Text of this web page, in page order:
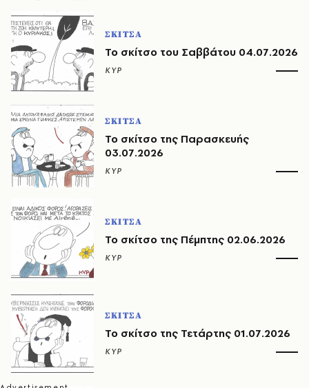
ΣΚΙΤΣΑ
Το σκίτσο του Σαββάτου 04.07.2026
ΚΥΡ
ΣΚΙΤΣΑ
Το σκίτσο της Παρασκευής
03.07.2026
ΚΥΡ
ΣΚΙΤΣΑ
Το σκίτσο της Πέμπτης 02.06.2026
ΚΥΡ
ΣΚΙΤΣΑ
Το σκίτσο της Τετάρτης 01.07.2026
ΚΥΡ